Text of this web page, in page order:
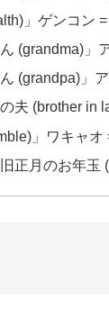
」ゲンコン
ん (grandma)」
ん (grandpa)」
の夫 (brother in
」ワキャ
旧正月のお年